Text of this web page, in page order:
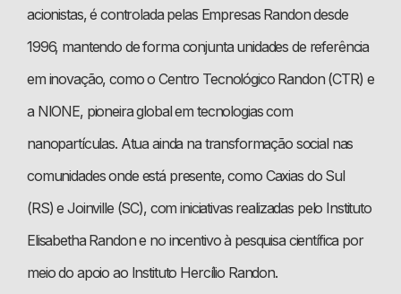
acionistas, é controlada pelas Empresas Randon desde
1996, mantendo de forma conjunta unidades de referência
em inovação, como o Centro Tecnológico Randon (CTR) e
a NIONE, pioneira global em tecnologias com
nanopartículas. Atua ainda na transformação social nas
comunidades onde está presente, como Caxias do Sul
(RS) e Joinville (SC), com iniciativas realizadas pelo Instituto
Elisabetha Randon e no incentivo à pesquisa científica por
meio do apoio ao Instituto Hercílio Randon.